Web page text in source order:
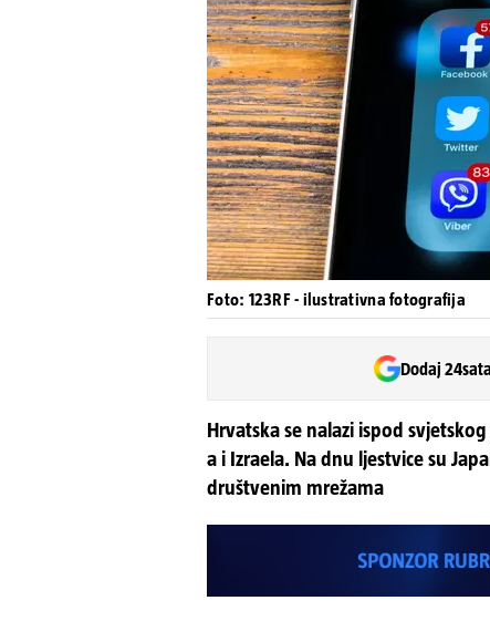
Foto: 123RF - ilustrativna fotografija
Dodaj
Hrvatska se nalazi ispod
a i Izraela. Na dnu ljestvice su
društvenim mrežama